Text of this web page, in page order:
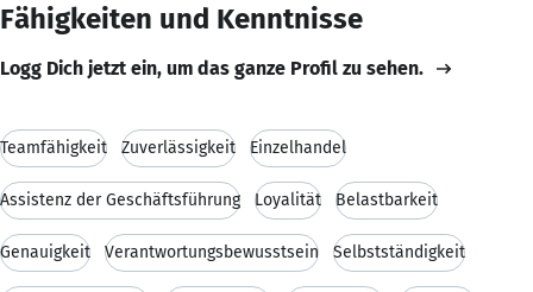
Fähigkeiten und Kenntnisse
Logg Dich jetzt ein, um das ganze Profil zu sehen.
Teamfähigkeit Zuverlässigkeit Einzelhandel
Assistenz der Geschäftsführung Loyalität Belastbarkeit
Genauigkeit Verantwortungsbewusstsein Selbstständigkeit